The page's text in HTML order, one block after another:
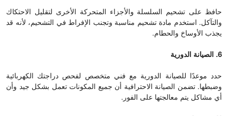
حافظ على تشحيم السلسلة والأجزاء المتحركة الأخرى لتقليل الاحتكاك
والتآكل. استخدم مادة تشحيم مناسبة وتجنب الإفراط في التشحيم، لأنه قد
يجذب الأوساخ والحطام.
6. الصيانة الدورية
حدد موعدًا للصيانة الدورية مع فني متخصص لفحص دراجتك الكهربائية
وضبطها. تضمن الصيانة الاحترافية أن جميع المكونات تعمل بشكل جيد وأن
أي مشاكل يتم معالجتها على الفور.